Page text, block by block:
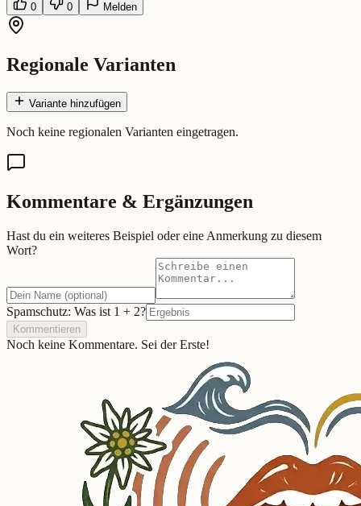
0
0 Melden
Regionale Varianten
Variante hinzufügen
Noch keine regionalen Varianten eingetragen.
Kommentare & Ergänzungen
Hast du ein weiteres Beispiel oder eine Anmerkung zu diesem
Wort?
Spamschutz: Was ist 1 + 2?
Kommentieren
Noch keine Kommentare. Sei der Erste!